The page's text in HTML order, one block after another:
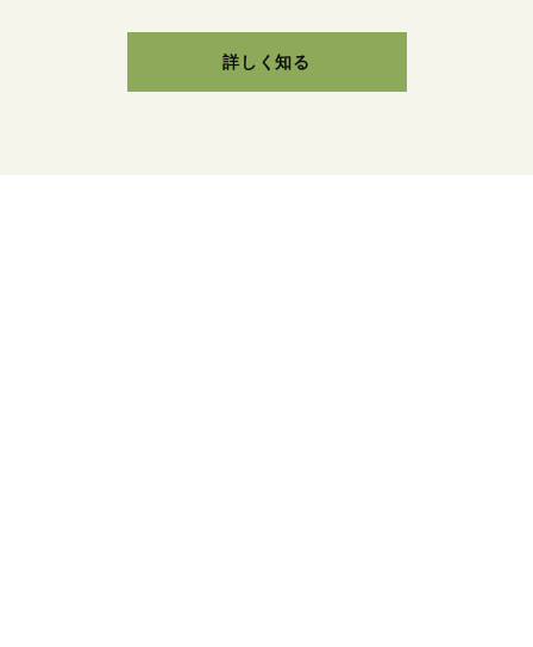
詳しく知る